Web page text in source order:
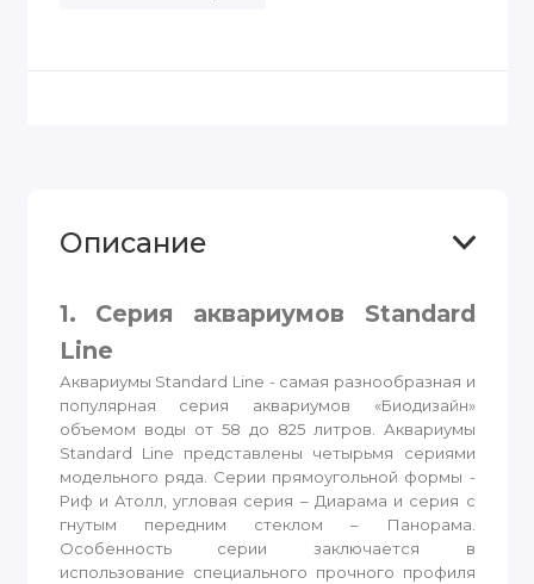
Описание
1. Серия аквариумов Standard
Line
Аквариумы Standard Line - самая разнообразная и
популярная серия аквариумов «Биодизайн»
объемом воды от 58 до 825 литров. Аквариумы
Standard Line представлены четырьмя сериями
модельного ряда. Серии прямоугольной формы -
Риф и Атолл, угловая серия – Диарама и серия с
гнутым передним стеклом – Панорама.
Особенность серии заключается в
использование специального прочного профиля